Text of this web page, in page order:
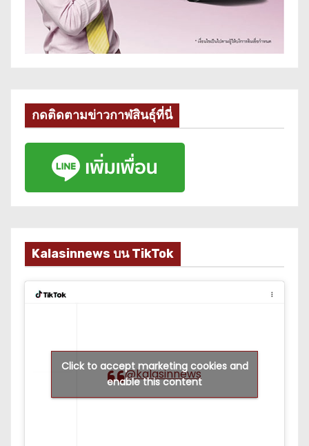
กดติดตามข่าวกาฬสินธุ์ที่นี่
Kalasinnews บน TikTok
@kalasinnews
Click to accept marketing cookies and
enable this content